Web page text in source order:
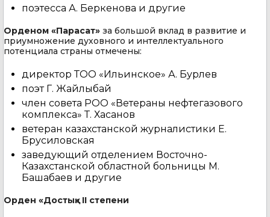
поэтесса А. Беркенова и другие
Орденом «Парасат» за большой вклад в развитие и
приумножение духовного и интеллектуального
потенциала страны отмечены:
директор ТОО «Ильинское» А. Бурлев
поэт Г. Жайлыбай
член совета РОО «Ветераны нефтегазового
комплекса» Т. Хасанов
ветеран казахстанской журналистики Е.
Брусиловская
заведующий отделением Восточно-
Казахстанской областной больницы М.
Башабаев и другие
Орден «Достық» II степени